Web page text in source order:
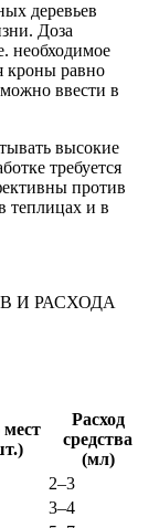
деревьев
Доза
необходимое
кроны равно
ввести в
высокие
требуется
против
теплицах и в
И РАСХОДА
мест
Расход
средства
(мл)
2–3
3–4